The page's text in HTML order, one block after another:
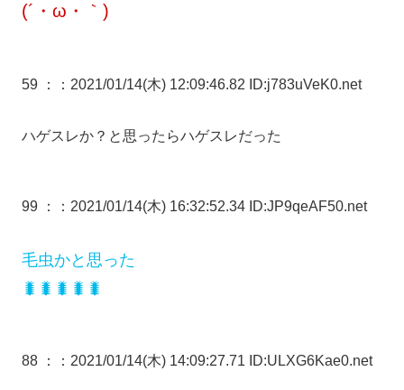
(´・ω・｀)
59 ： ：2021/01/14(木) 12:09:46.82 ID:j783uVeK0.net
ハゲスレか？と思ったらハゲスレだった
99 ： ：2021/01/14(木) 16:32:52.34 ID:JP9qeAF50.net
毛虫かと思った
🐛🐛🐛🐛🐛
88 ： ：2021/01/14(木) 14:09:27.71 ID:ULXG6Kae0.net